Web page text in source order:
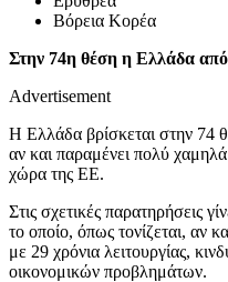
Βόρεια Κορέα
Στην 74η θέση η Ελλάδα
Advertisement
Η Ελλάδα βρίσκεται στην 74
αν και παραμένει πολύ
χώρα της ΕΕ.
Στις σχετικές παρατηρήσεις
το οποίο, όπως τονίζεται, αν
με 29 χρόνια λειτουργίας,
οικονομικών προβλημάτων.